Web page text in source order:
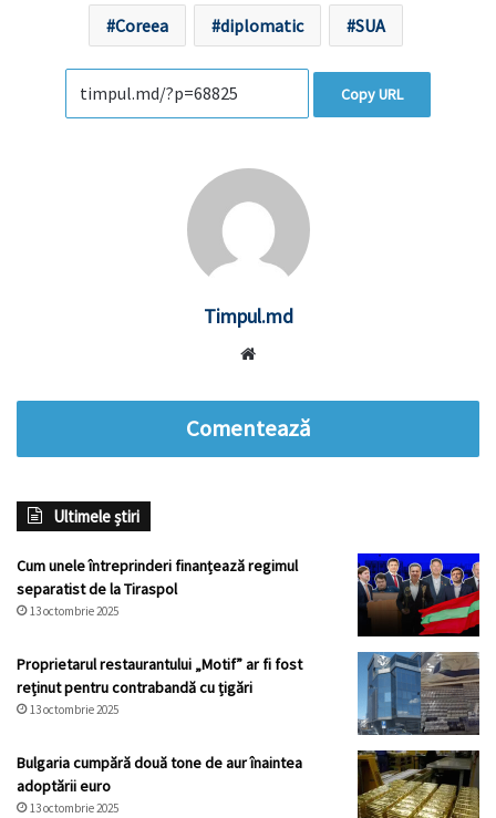
Coreea diplomatic SUA
Copy URL
Timpul.md
Comentează
Ultimele știri
Cum unele întreprinderi finanțează regimul
separatist de la Tiraspol
13 octombrie 2025
Proprietarul restaurantului „Motif” ar fi fost
reținut pentru contrabandă cu țigări
13 octombrie 2025
Bulgaria cumpără două tone de aur înaintea
adoptării euro
13 octombrie 2025